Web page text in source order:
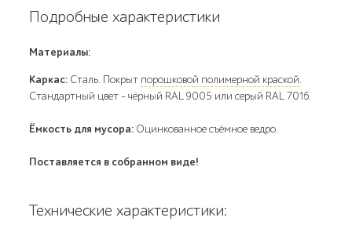
Подробные характеристики
Материалы:
Каркас: Сталь. Покрыт порошковой полимерной краской.
Стандартный цвет – чёрный RAL 9005 или серый RAL 7016.
Ёмкость для мусора: Оцинкованное съёмное ведро.
Поставляется в собранном виде!
Технические характеристики: